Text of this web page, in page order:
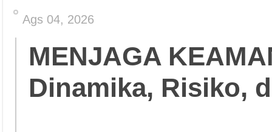
Ags 04, 2026
MENJAGA
Dinamika, Risiko,